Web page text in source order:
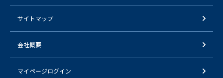
サイトマップ
会社概要
マイページログイン